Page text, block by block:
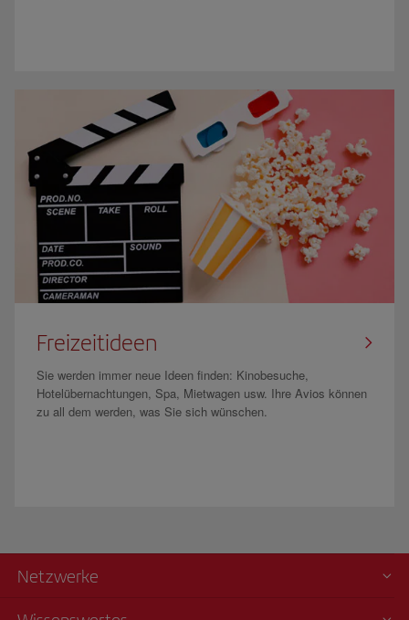
Freizeitideen
Sie werden immer neue Ideen finden: Kinobesuche,
Hotelübernachtungen, Spa, Mietwagen usw. Ihre Avios können
zu all dem werden, was Sie sich wünschen.
Netzwerke